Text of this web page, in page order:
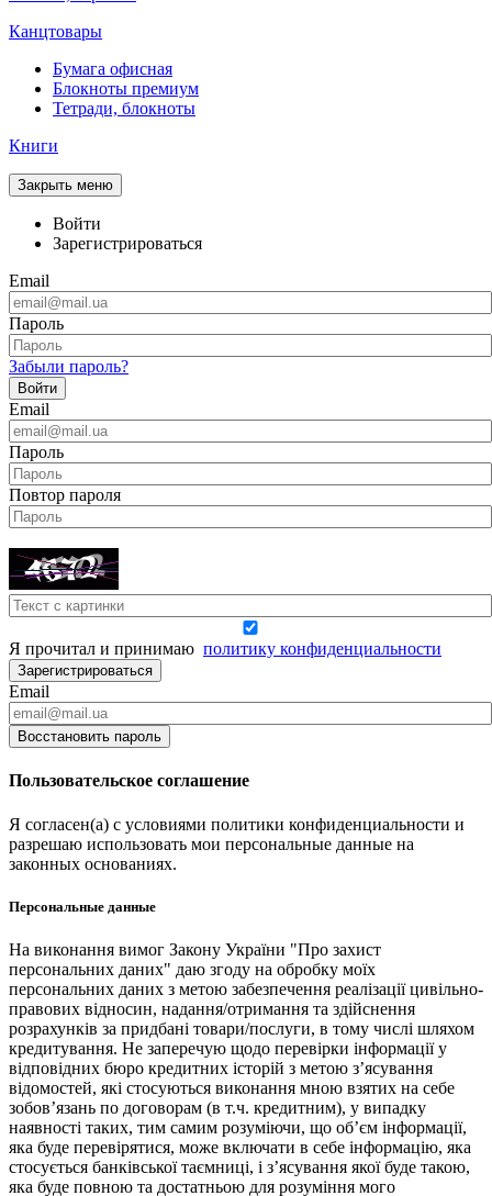
Канцтовары
Бумага офисная
Блокноты премиум
Тетради, блокноты
Книги
Закрыть меню
Войти
Зарегистрироваться
Email
Пароль
Забыли пароль?
Войти
Email
Пароль
Повтор пароля
Я прочитал и принимаю политику конфиденциальности
Зарегистрироваться
Email
Восстановить пароль
Пользовательское соглашение
Я согласен(а) с условиями политики конфиденциальности и
разрешаю использовать мои персональные данные на
законных основаниях.
Персональные данные
На виконання вимог Закону України "Про захист
персональних даних" даю згоду на обробку моїх
персональних даних з метою забезпечення реалізації цивільно-
правових відносин, надання/отримання та здійснення
розрахунків за придбані товари/послуги, в тому числі шляхом
кредитування. Не заперечую щодо перевірки інформації у
відповідних бюро кредитних історій з метою з’ясування
відомостей, які стосуються виконання мною взятих на себе
зобов’язань по договорам (в т.ч. кредитним), у випадку
наявності таких, тим самим розуміючи, що об’єм інформації,
яка буде перевірятися, може включати в себе інформацію, яка
стосується банківської таємниці, і з’ясування якої буде такою,
яка буде повною та достатньою для розуміння мого